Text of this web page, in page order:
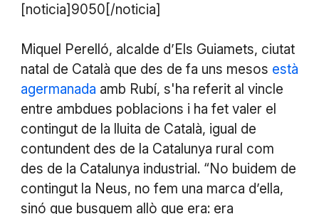
[noticia]9050[/noticia]
Miquel Perelló, alcalde d’Els Guiamets, ciutat
natal de Català que des de fa uns mesos està
agermanada amb Rubí, s'ha referit al vincle
entre ambdues poblacions i ha fet valer el
contingut de la lluita de Català, igual de
contundent des de la Catalunya rural com
des de la Catalunya industrial. “No buidem de
contingut la Neus, no fem una marca d’ella,
sinó que busquem allò que era: era